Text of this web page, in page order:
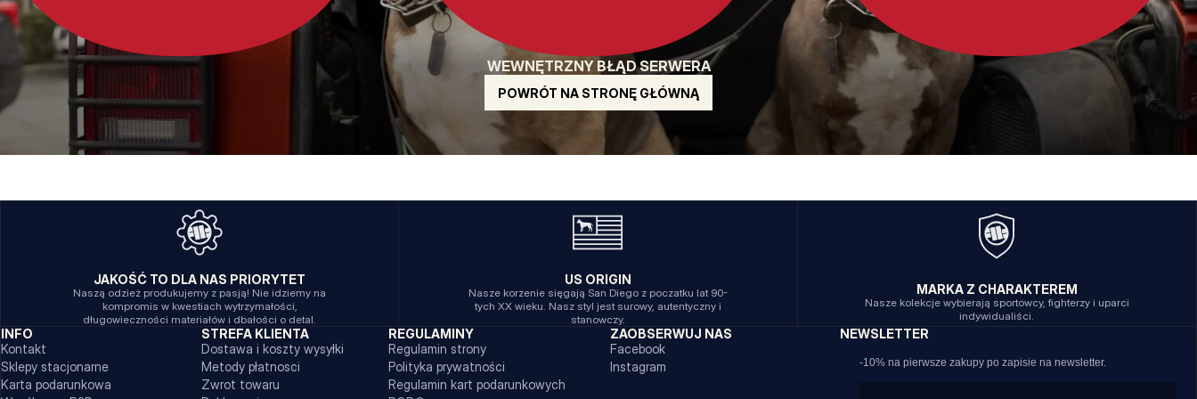
WEWNĘTRZNY BŁĄD SERWERA
POWRÓT NA STRONĘ GŁÓWNĄ
JAKOŚĆ TO DLA NAS PRIORYTET
Naszą odzież produkujemy z pasją! Nie idziemy na
kompromis w kwestiach wytrzymałości,
długowieczności materiałów i dbałości o detal.
US ORIGIN
Nasze korzenie sięgają San Diego z poczatku lat 90-
tych XX wieku. Nasz styl jest surowy, autentyczny i
stanowczy.
MARKA Z CHARAKTEREM
Nasze kolekcje wybierają sportowcy, fighterzy i uparci
indywidualiści.
INFO
Kontakt
Sklepy stacjonarne
Karta podarunkowa
STREFA KLIENTA
Dostawa i koszty wysyłki
Metody płatnosci
Zwrot towaru
REGULAMINY
Regulamin strony
Polityka prywatności
Regulamin kart podarunkowych
ZAOBSERWUJ NAS
Facebook
Instagram
NEWSLETTER
-10% na pierwsze zakupy po zapisie na newsletter.